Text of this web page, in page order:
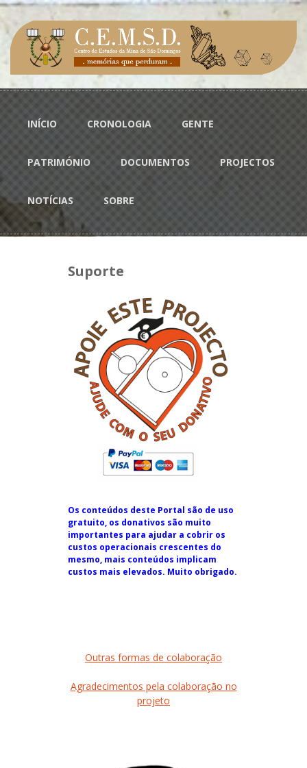
Passar para o conteúdo principal
Menu principal
INÍCIO CRONOLOGIA GENTE
PATRIMÓNIO DOCUMENTOS PROJECTOS
NOTÍCIAS SOBRE
Suporte
Os conteúdos deste Portal são de uso
gratuito, os donativos são muito
importantes para ajudar a cobrir os
custos operacionais crescentes do
mesmo, mais conteúdos implicam
custos mais elevados. Muito obrigado.
Outras formas de colaboração
Agradecimentos pela colaboração no
projeto